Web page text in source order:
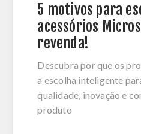
5 motivos para
acessórios
revenda!
Descubra por que os
a escolha inteligente
qualidade, inovação e
produto